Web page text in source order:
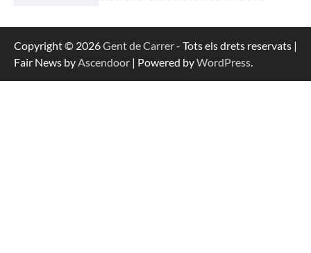
Copyright © 2026Gent de Carrer- Tots els drets reservats |
Fair News by Ascendoor | Powered byWordPress